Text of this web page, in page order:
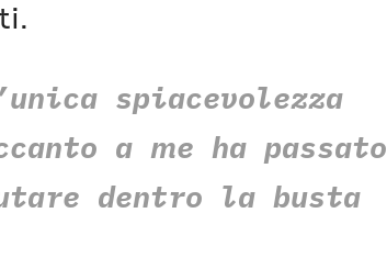
spiacevolezza
a me ha passato
dentro la busta